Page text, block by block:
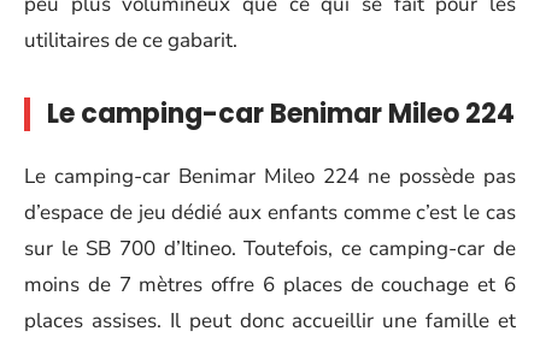
utilitaires de ce gabarit.
Le camping-car Benimar Mileo 224
Le camping-car Benimar Mileo 224 ne possède pas
d’espace de jeu dédié aux enfants comme c’est le cas
sur le SB 700 d’Itineo. Toutefois, ce camping-car de
moins de 7 mètres offre 6 places de couchage et 6
places assises. Il peut donc accueillir une famille et